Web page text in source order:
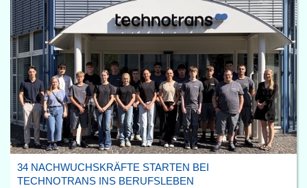
34 NACHWUCHSKRÄFTE STARTEN BEI
TECHNOTRANS INS BERUFSLEBEN